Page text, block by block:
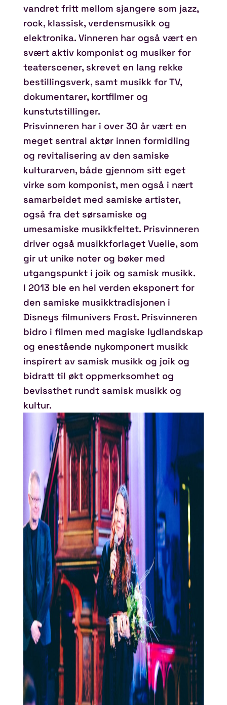
vandret fritt mellom sjangere som jazz,
rock, klassisk, verdensmusikk og
elektronika. Vinneren har også vært en
svært aktiv komponist og musiker for
teaterscener, skrevet en lang rekke
bestillingsverk, samt musikk for TV,
dokumentarer, kortfilmer og
kunstutstillinger.
Prisvinneren har i over 30 år vært en
meget sentral aktør innen formidling
og revitalisering av den samiske
kulturarven, både gjennom sitt eget
virke som komponist, men også i nært
samarbeidet med samiske artister,
også fra det sørsamiske og
umesamiske musikkfeltet. Prisvinneren
driver også musikkforlaget Vuelie, som
gir ut unike noter og bøker med
utgangspunkt i joik og samisk musikk.
I 2013 ble en hel verden eksponert for
den samiske musikktradisjonen i
Disneys filmunivers Frost. Prisvinneren
bidro i filmen med magiske lydlandskap
og enestående nykomponert musikk
inspirert av samisk musikk og joik og
bidratt til økt oppmerksomhet og
bevissthet rundt samisk musikk og
kultur.